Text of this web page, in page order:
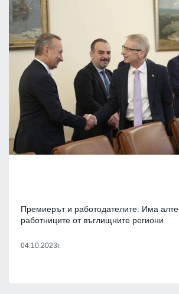
Премиерът и работодателите: Има
работниците от въглищните региони
04.10.2023г.